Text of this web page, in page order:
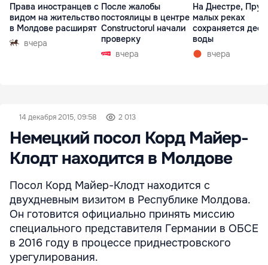
Права иностранцев с
видом на жительство
в Молдове расширят
вчера
После жалобы
постоялицы в центре
Constructorul начали
проверку
вчера
На Днестре,
малых реках
сохраняется
воды
вчера
14 декабря 2015, 09:58 2 013
Немецкий посол Корд Майер-
Клодт находится в Молдове
Посол Корд Майер-Клодт находится с
двухдневным визитом в Республике Молдова.
Он готовится официально принять миссию
специального представителя Германии в ОБСЕ
в 2016 году в процессе приднестровского
урегулирования.